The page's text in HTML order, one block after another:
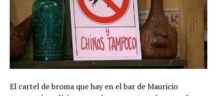
El cartel de broma que hay en el bar de Mauricio